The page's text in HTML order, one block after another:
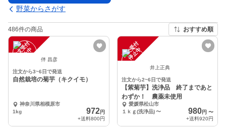
野菜からさがす
486件の商品 おすすめ順
注
文
受
付
停
止
中 伴 昌彦
注文から3~6日で発送
自然栽培の菊芋（キクイモ）
神奈川県相模原市
1kg
972円
+送料800円
注
文
受
付
停
止
中
井上正典
注文から2~6日で発送
【紫菊芋】洗浄品 終了まであと
わずか！ 農薬未使用
愛媛県松山市
１ｋｇ(洗浄品) 〜 980円 〜
+送料920円